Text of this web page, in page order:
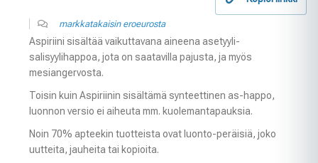
markkatakaisin eroeurosta
Aspiriini sisältää vaikuttavana aineena asetyyli-
salisyylihappoa, jota on saatavilla pajusta, ja myös
mesiangervosta.
Toisin kuin Aspiriinin sisältämä synteettinen as-happo,
luonnon versio ei aiheuta mm. kuolemantapauksia.
Noin 70% apteekin tuotteista ovat luonto-peräisiä, joko
uutteita, jauheita tai kopioita.